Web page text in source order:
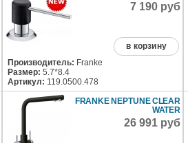
7 190 руб
в корзину
Производитель: Franke
Размер: 5.7*8.4
Артикул: 119.0500.478
FRANKE NEPTUNE CLEAR
WATER
26 991 руб